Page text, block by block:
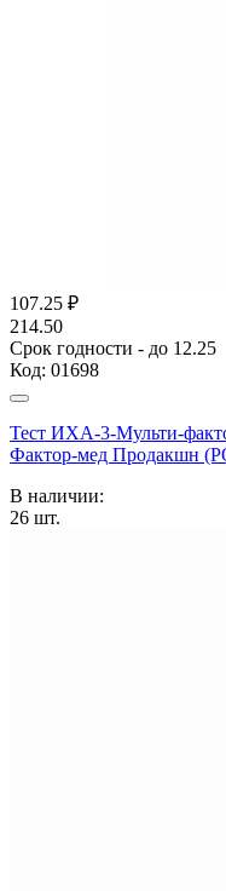
107.25 ₽
214.50
Срок годности - до 12.25
Код: 01698
Тест ИХА-3-Мульти-
Фактор-мед Продакшн
В наличии:
26 шт.